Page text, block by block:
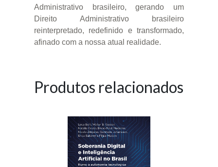
Administrativo brasileiro, gerando um
Direito Administrativo brasileiro
reinterpretado, redefinido e transformado,
afinado com a nossa atual realidade.
Produtos relacionados